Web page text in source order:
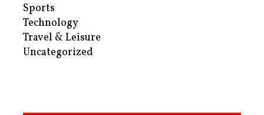
Sports
Technology
Travel & Leisure
Uncategorized